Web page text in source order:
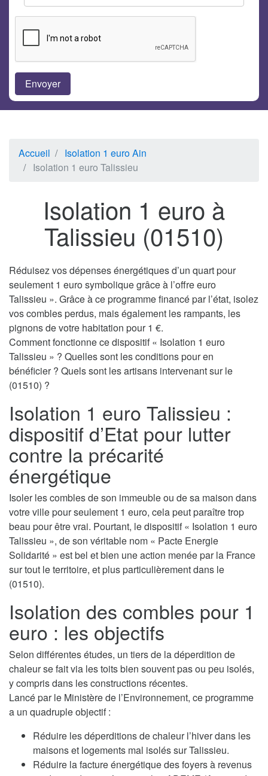
Accueil
Isolation 1 euro Ain
Isolation 1 euro Talissieu
Isolation 1 euro à
Talissieu (01510)
Réduisez vos dépenses énergétiques d’un quart pour
seulement 1 euro symbolique grâce à l’offre euro
Talissieu ». Grâce à ce programme financé par l’état, isolez
vos combles perdus, mais également les rampants, les
pignons de votre habitation pour 1 €.
Comment fonctionne ce dispositif « Isolation 1 euro
Talissieu » ? Quelles sont les conditions pour en
bénéficier ? Quels sont les artisans intervenant sur le
(01510) ?
Isolation 1 euro Talissieu :
dispositif d’Etat pour lutter
contre la précarité
énergétique
Isoler les combles de son immeuble ou de sa maison dans
votre ville pour seulement 1 euro, cela peut paraître trop
beau pour être vrai. Pourtant, le dispositif « Isolation 1 euro
Talissieu », de son véritable nom « Pacte Energie
Solidarité » est bel et bien une action menée par la France
sur tout le territoire, et plus particulièrement dans le
(01510).
Isolation des combles pour 1
euro : les objectifs
Selon différentes études, un tiers de la déperdition de
chaleur se fait via les toits bien souvent pas ou peu isolés,
y compris dans les constructions récentes.
Lancé par le Ministère de l’Environnement, ce programme
a un quadruple objectif :
Réduire les déperditions de chaleur l’hiver dans les
maisons et logements mal isolés sur Talissieu.
Réduire la facture énergétique des foyers à revenus